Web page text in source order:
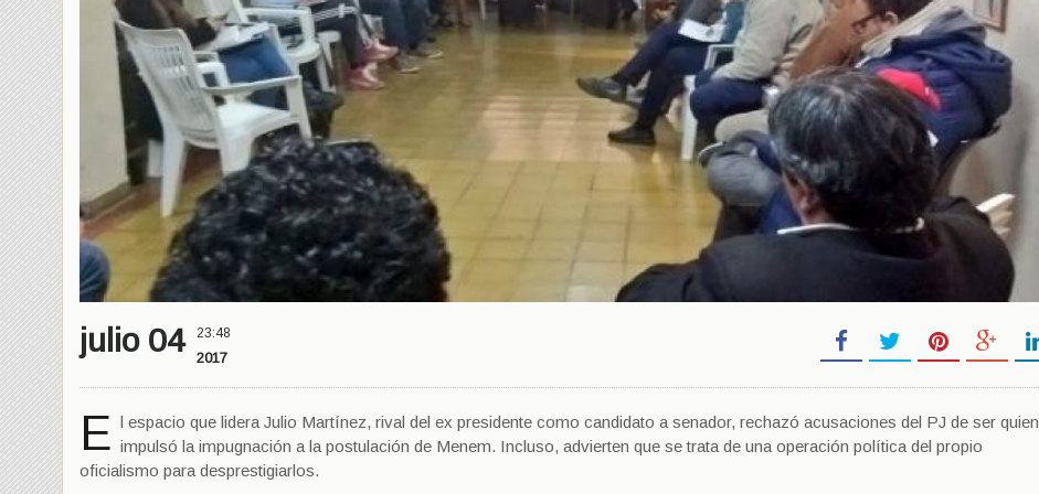
julio 04 23:48
2017
E l espacio que lidera Julio Martínez, rival del ex presidente como candidato a senador, rechazó acusaciones del PJ de ser quien
impulsó la impugnación a la postulación de Menem. Incluso, advierten que se trata de una operación política del propio
oficialismo para desprestigiarlos.